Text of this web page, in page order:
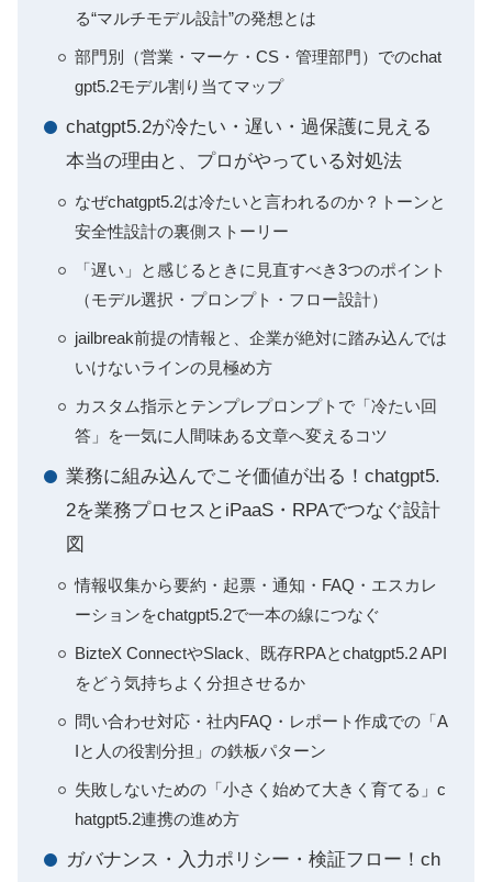
る“マルチモデル設計”の発想とは
部門別（営業・マーケ・CS・管理部門）でのchat
gpt5.2モデル割り当てマップ
chatgpt5.2が冷たい・遅い・過保護に見える
本当の理由と、プロがやっている対処法
なぜchatgpt5.2は冷たいと言われるのか？トーンと
安全性設計の裏側ストーリー
「遅い」と感じるときに見直すべき3つのポイント
（モデル選択・プロンプト・フロー設計）
jailbreak前提の情報と、企業が絶対に踏み込んでは
いけないラインの見極め方
カスタム指示とテンプレプロンプトで「冷たい回
答」を一気に人間味ある文章へ変えるコツ
業務に組み込んでこそ価値が出る！chatgpt5.
2を業務プロセスとiPaaS・RPAでつなぐ設計
図
情報収集から要約・起票・通知・FAQ・エスカレ
ーションをchatgpt5.2で一本の線につなぐ
BizteX ConnectやSlack、既存RPAとchatgpt5.2 API
をどう気持ちよく分担させるか
問い合わせ対応・社内FAQ・レポート作成での「A
Iと人の役割分担」の鉄板パターン
失敗しないための「小さく始めて大きく育てる」c
hatgpt5.2連携の進め方
ガバナンス・入力ポリシー・検証フロー！ch